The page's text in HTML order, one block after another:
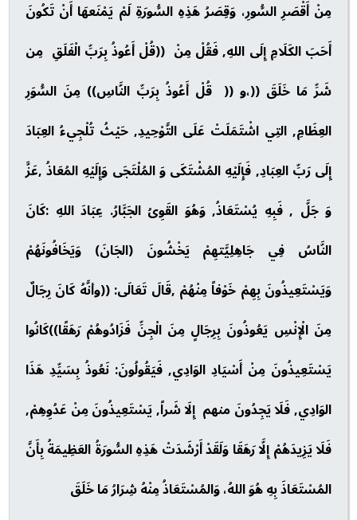
مِنْ أَقْصَرِ السُّورِ، وَقِصَرُ هَذِهِ السُّورَةِ لَمْ يَمْنَعهَا أَنْ تَكُونَ
أَحَبَ الكَلَامِ إِلَى اللهِ, فَقُلْ مِنْ ((قُلْ أَعُوذُ بِرَبِّ الْفَلَقِ مِن
شَرِّ مَا خَلَقَ ((،و (( قُلْ أَعُوذُ بِرَبِّ النَّاسِ)) مِنَ السُّوَرِ
العِظَامِ, التِي اشْتَمَلَتْ عَلَى التَّوْحِيدِ, حَيْثُ تُلْجِيءُ العِبَادَ
إِلَى رَبِّ العِبَادِ, فَإِلَيْهِ المُشْتَكَى وَ المُلْتَجَى وَإِلَيْهِ المُعَاذُ ,عَزَّ
وَ جَلَّ , فَبِهِ يُسْتَعَاذُ, وَهُوَ القَوِىُ الجَبَّارُ. عِبَادَ اللهِ :كَانَ
النَّاسُ فِي جَاهِلِيَّتهِمْ يَخْشُونَ (الجَانَ) وَيَخَافُونَهُمْ
وَيَسْتَعِيذُونَ بِهِمْ خَوْفاً مِنْهُمْ ,قَالَ تَعَالَى: ((وأنَّهُ كَانَ رِجَالٌ
مِنَ الْإِنْسِ يَعُوذُونَ بِرِجَالٍ مِنَ الْجِنِّ فَزَادُوهُمْ رَهَقًا))كَانُوا
يَسْتَعِيذُونَ مِنْ أَسْيَادِ الوَادِي, فَيَقُولُونَ: نَعُوذُ بِسَيِّدِ هَذَا
الوَادِي, فَلَا يَجِدُونَ منهم إِلَا شَراً, يَسْتَعِيذُونَ مِنْ عَدُوِهِمْ,
فَلَا يَزِيدَهُمْ إِلَّا رَهَقَا وَلَقَدْ أَرْشَدَتْ هَذِهِ السُّورَةُ العَظِيمَةُ بِأَنَّ
المُسْتَعَاذَ بِهِ هُوَ اللهُ، وَالمُسْتَعَاذُ مِنْهُ شِرَارُ مَا خَلَقَ